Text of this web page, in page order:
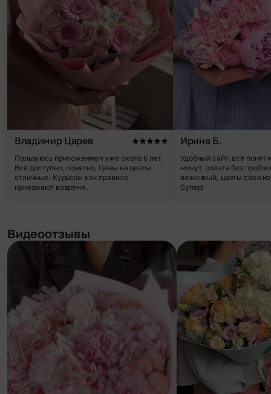
Владимир Царев
Пользуюсь приложением уже около 6 лет.
Всё доступно, понятно. Цены на цветы
отличные. Курьеры как правило
приезжают вовремя.
Ирина Б.
Удобный сайт, все
минут, оплата без
вежливый, цветы
Супер!
Видеоотзывы